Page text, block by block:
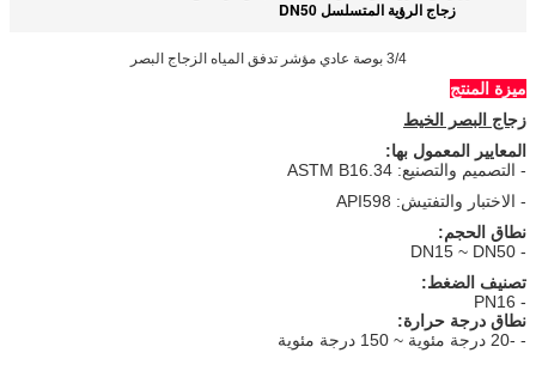
زجاج الرؤية المتسلسل DN50
3/4 بوصة عادي مؤشر تدفق المياه الزجاج البصر
ميزة المنتج
زجاج البصر الخيط
المعايير المعمول بها:
- التصميم والتصنيع: ASTM B16.34
- الاختبار والتفتيش: API598
نطاق الحجم:
- DN15 ~ DN50
تصنيف الضغط:
- PN16
نطاق درجة حرارة:
- -20 درجة مئوية ~ 150 درجة مئوية